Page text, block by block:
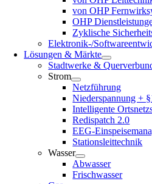
von OHP
OHP
Zyklische
Elektronik-/
Lösungen & Märkte
Stadtwerke &
Strom
Netzführung
Niederspannung +
Intelligente
Redispatch 2.0
EEG-
Stationsleittechnik
Wasser
Abwasser
Frischwasser